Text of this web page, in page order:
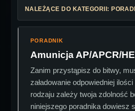
NALEŻĄCE DO KATEGORII:
PORADNIK
Amunicja AP/APCR/
Zanim przystąpisz do bitwy,
załadowanie odpowiedniej
rodzaju zależy twoja zdolność
niniejszego poradnika dowiesz